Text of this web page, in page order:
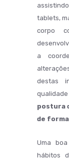
tablets,
corpo
a
destas
postura
de
Uma
hábitos